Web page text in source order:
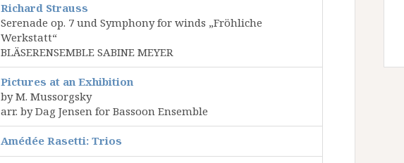
Richard Strauss
Serenade op. 7 und Symphony for winds „Fröhliche
Werkstatt“
BLÄSERENSEMBLE SABINE MEYER
Pictures at an Exhibition
by M. Mussorgsky
arr. by Dag Jensen for Bassoon Ensemble
Amédée Rasetti: Trios